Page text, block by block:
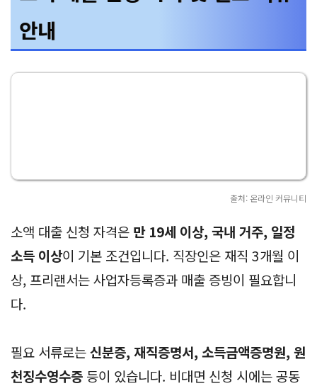
안내
출처: 온라인 커뮤니티
소액 대출 신청 자격은 만 19세 이상, 국내 거주, 일정
소득 이상이 기본 조건입니다. 직장인은 재직 3개월 이
상, 프리랜서는 사업자등록증과 매출 증빙이 필요합니
다.
필요 서류로는신분증, 재직증명서, 소득금액증명원, 원
천징수영수증 등이 있습니다. 비대면 신청 시에는 공동